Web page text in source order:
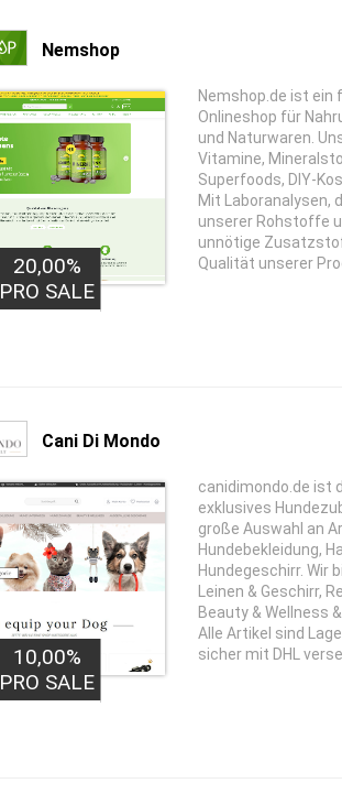
Nemshop
20,00%
PRO SALE
Nemshop.de ist
Onlineshop für
und Naturwaren.
Vitamine,
Superfoods, DIY-
Mit Laboranalysen,
unserer Rohstoffe
unnötige
Qualität unserer
Cani Di Mondo
10,00%
PRO SALE
canidimondo.de ist
exklusives
große Auswahl an
Hundebekleidung,
Hundegeschirr. Wir
Leinen & Geschirr,
Beauty & Wellness
Alle Artikel sind
sicher mit DHL